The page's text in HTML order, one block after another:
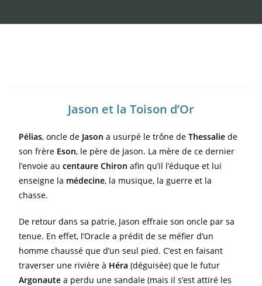
Jason et la Toison d’Or
Pélias, oncle de Jason a usurpé le trône deThessaliede
son frère Eson, le père de Jason. La mère de ce dernier
l’envoie aucentaure Chiron afin qu’il l’éduque et lui
enseigne la médecine, la musique, la guerre et la
chasse.
De retour dans sa patrie, Jason effraie son oncle par sa
tenue. En effet, l’Oracle a prédit de se méfier d’un
homme chaussé que d’un seul pied. C’est en faisant
traverser une rivière à Héra (déguisée) que le futur
Argonaute a perdu une sandale (mais il s’est attiré les